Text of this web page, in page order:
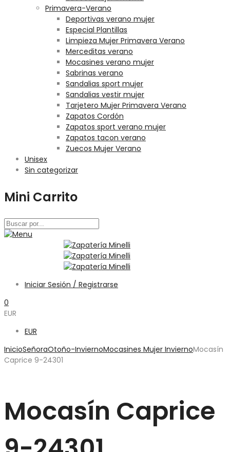
Primavera-Verano
Deportivas verano mujer
Especial Plantillas
Limpieza Mujer Primavera Verano
Merceditas verano
Mocasines verano mujer
Sabrinas verano
Sandalias sport mujer
Sandalias vestir mujer
Tarjetero Mujer Primavera Verano
Zapatos Cordón
Zapatos sport verano mujer
Zapatos tacon verano
Zuecos Mujer Verano
Unisex
Sin categorizar
Mini Carrito
Iniciar Sesión / Registrarse
0
EUR
EUR
InicioSeñoraOtoño-InviernoMocasines Mujer InviernoMocasín
Caprice 9-24301
Mocasín Caprice